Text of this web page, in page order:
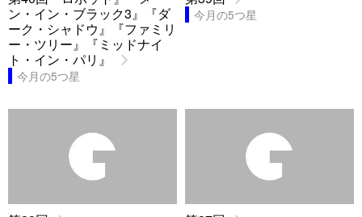
ン・イン・ブラック3』『ダ
ーク・シャドウ』『ファミリ
ー・ツリー』『ミッドナイ
ト・イン・パリ』
今月の5つ星
今月の5つ星